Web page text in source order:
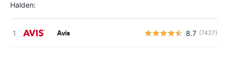
Halden:
Avis 8.7 (7427)